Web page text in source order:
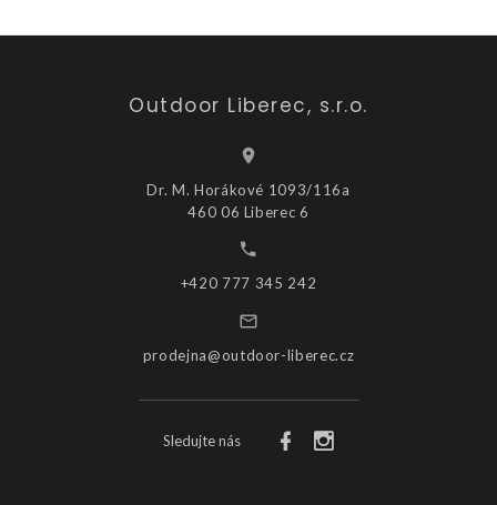
Outdoor Liberec, s.r.o.
Dr. M. Horákové 1093/116a
460 06 Liberec 6
+420 777 345 242
prodejna@outdoor-liberec.cz
Sledujte nás